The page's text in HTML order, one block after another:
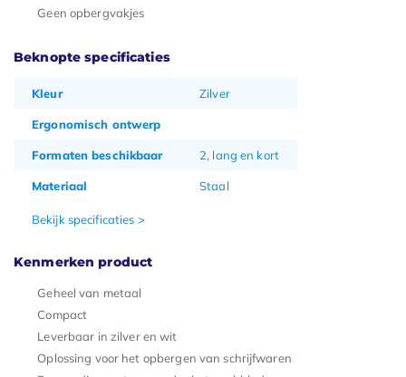
Geen opbergvakjes
Beknopte specificaties
Kleur Zilver
Ergonomisch ontwerp
Formaten beschikbaar 2, lang en kort
Materiaal Staal
Bekijk specificaties >
Kenmerken product
Geheel van metaal
Compact
Leverbaar in zilver en wit
Oplossing voor het opbergen van schrijfwaren